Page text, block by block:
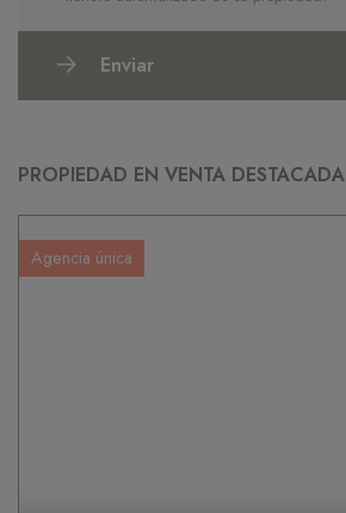
Enviar
PROPIEDAD EN VENTA DESTACADA
Agencia única